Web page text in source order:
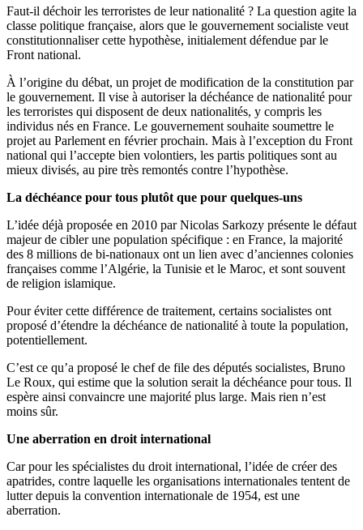
Faut-il déchoir les terroristes de leur nationalité ? La question agite la
classe politique française, alors que le gouvernement socialiste veut
constitutionnaliser cette hypothèse, initialement défendue par le
Front national.
À l’origine du débat, un projet de modification de la constitution par
le gouvernement. Il vise à autoriser la déchéance de nationalité pour
les terroristes qui disposent de deux nationalités, y compris les
individus nés en France. Le gouvernement souhaite soumettre le
projet au Parlement en février prochain. Mais à l’exception du Front
national qui l’accepte bien volontiers, les partis politiques sont au
mieux divisés, au pire très remontés contre l’hypothèse.
La déchéance pour tous plutôt que pour quelques-uns
L’idée déjà proposée en 2010 par Nicolas Sarkozy présente le défaut
majeur de cibler une population spécifique : en France, la majorité
des 8 millions de bi-nationaux ont un lien avec d’anciennes colonies
françaises comme l’Algérie, la Tunisie et le Maroc, et sont souvent
de religion islamique.
Pour éviter cette différence de traitement, certains socialistes ont
proposé d’étendre la déchéance de nationalité à toute la population,
potentiellement.
C’est ce qu’a proposé le chef de file des députés socialistes, Bruno
Le Roux, qui estime que la solution serait la déchéance pour tous. Il
espère ainsi convaincre une majorité plus large. Mais rien n’est
moins sûr.
Une aberration en droit international
Car pour les spécialistes du droit international, l’idée de créer des
apatrides, contre laquelle les organisations internationales tentent de
lutter depuis la convention internationale de 1954, est une
aberration.